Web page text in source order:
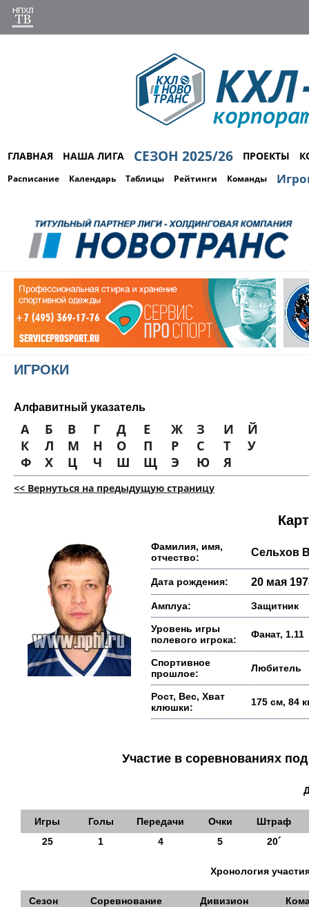
ГЛАВНАЯ НАША ЛИГА СЕЗОН 2025/26 ПРОЕКТЫ
Расписание Календарь Таблицы Рейтинги Команды
ИГРОКИ
Алфавитный указатель
А Б В Г Д Е Ж З И
Й
К
Л М Н О П Р С Т
У
Ф
Х Ц Ч Ш Щ Э Ю Я
<< Вернуться на предыдущую страницу
Фамилия, имя,
отчество:
Сельхов
Дата рождения: 20 мая
Амплуа: Защитник
Уровень игры
полевого игрока:
Фанат, 1.11
Спортивное
прошлое:
Любитель
Рост, Вес, Хват
клюшки:
175 см, 84
Участие в соревнованиях
Игры Голы Передачи Очки
Штраф
25
1 4 5 20´
Хронология
Сезон Соревнование Дивизион